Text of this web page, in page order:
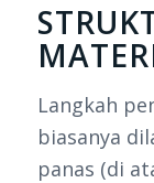
Langkah
biasanya
panas (di